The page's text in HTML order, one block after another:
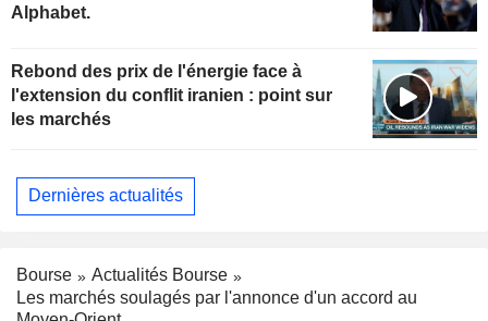
Alphabet.
Rebond des prix de l'énergie face à
l'extension du conflit iranien : point sur
les marchés
Dernières actualités
Bourse
Actualités Bourse
Les marchés soulagés par l'annonce d'un accord au